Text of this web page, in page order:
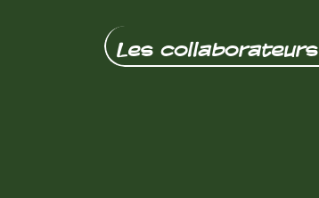
Les collaborateurs